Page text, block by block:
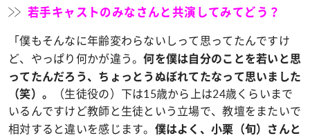
若手キャストのみなさんと共演してみてどう？
「僕もそんなに年齢変わらないしって思ってたんですけ
ど、やっぱり何かが違う。何を僕は自分のことを若いと思
ってたんだろう、ちょっとうぬぼれてたなって思いました
（笑）。
（生徒役の）下は15歳から上は24歳くらいまで
いるんですけど教師と生徒という立場で、教壇をまたいで
相対すると違いを感じます。 僕はよく、小栗（旬）さんと